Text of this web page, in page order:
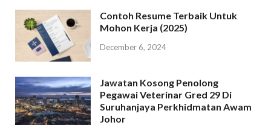
Contoh Resume Terbaik Untuk
Mohon Kerja (2025)
December 6, 2024
Jawatan Kosong Penolong
Pegawai Veterinar Gred 29 Di
Suruhanjaya Perkhidmatan Awam
Johor